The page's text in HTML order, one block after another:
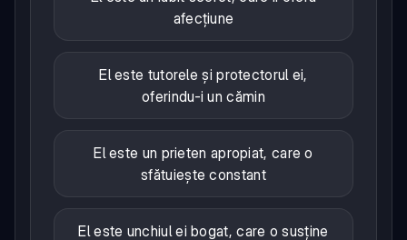
afecțiune
El este tutorele și protectorul ei,
oferindu-i un cămin
El este un prieten apropiat, care o
sfătuiește constant
El este unchiul ei bogat, care o susține